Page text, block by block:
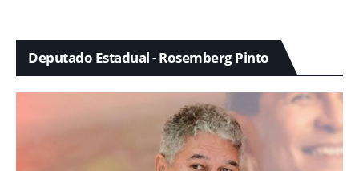
Deputado Estadual - Rosemberg Pinto